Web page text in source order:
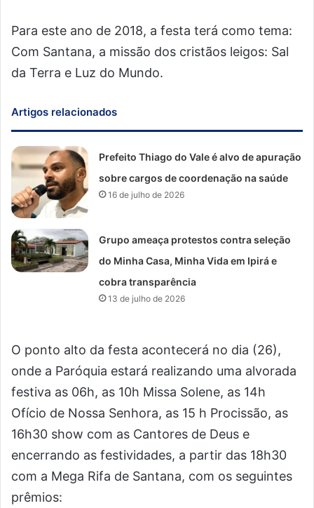
Para este ano de 2018, a festa terá como tema:
Com Santana, a missão dos cristãos leigos: Sal
da Terra e Luz do Mundo.
Artigos relacionados
Prefeito Thiago do Vale é alvo de apuração
sobre cargos de coordenação na saúde
16 de julho de 2026
Grupo ameaça protestos contra seleção
do Minha Casa, Minha Vida em Ipirá e
cobra transparência
13 de julho de 2026
O ponto alto da festa acontecerá no dia (26),
onde a Paróquia estará realizando uma alvorada
festiva as 06h, as 10h Missa Solene, as 14h
Ofício de Nossa Senhora, as 15 h Procissão, as
16h30 show com as Cantores de Deus e
encerrando as festividades, a partir das 18h30
com a Mega Rifa de Santana, com os seguintes
prêmios: